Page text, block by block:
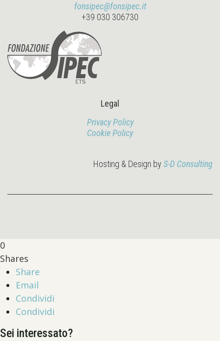
fonsipec@fonsipec.it
+39 030 306730
Legal
Privacy Policy
Cookie Policy
Hosting & Design by S-D Consulting
0
Shares
Share
Email
Condividi
Condividi
Sei interessato?